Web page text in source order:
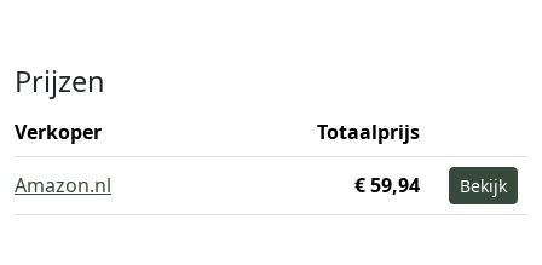
Prijzen
Verkoper
Totaalprijs
Amazon.nl
€ 59,94 Bekijk